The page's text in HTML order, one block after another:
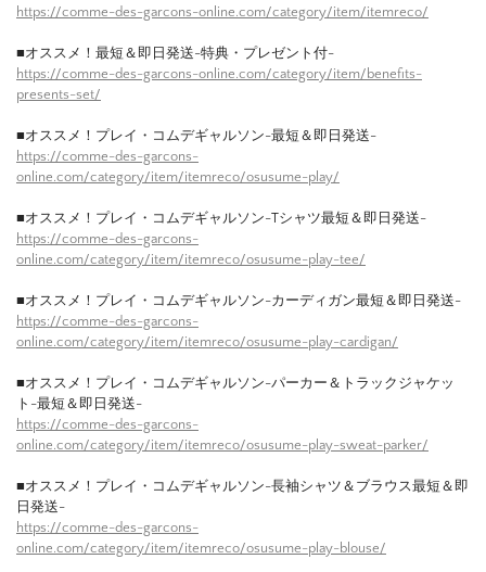
https://comme-des-garcons-online.com/category/item/itemreco/
■オススメ！最短＆即日発送-特典・プレゼント付-
https://comme-des-garcons-online.com/category/item/benefits-
presents-set/
■オススメ！プレイ・コムデギャルソン-最短＆即日発送-
https://comme-des-garcons-
online.com/category/item/itemreco/osusume-play/
■オススメ！プレイ・コムデギャルソン-Tシャツ最短＆即日発送-
https://comme-des-garcons-
online.com/category/item/itemreco/osusume-play-tee/
■オススメ！プレイ・コムデギャルソン-カーディガン最短＆即日発送-
https://comme-des-garcons-
online.com/category/item/itemreco/osusume-play-cardigan/
■オススメ！プレイ・コムデギャルソン-パーカー＆トラックジャケッ
ト-最短＆即日発送-
https://comme-des-garcons-
online.com/category/item/itemreco/osusume-play-sweat-parker/
■オススメ！プレイ・コムデギャルソン-長袖シャツ＆ブラウス最短＆即
日発送-
https://comme-des-garcons-
online.com/category/item/itemreco/osusume-play-blouse/